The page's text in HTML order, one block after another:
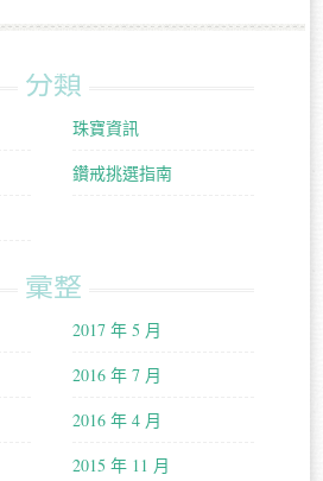
分類
珠寶資訊
鑽戒挑選指南
彙整
2017 年 5 月
2016 年 7 月
2016 年 4 月
2015 年 11 月